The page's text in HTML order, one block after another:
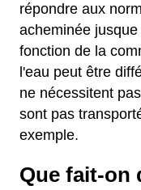
répondre aux
acheminée
fonction de la
l'eau peut être
ne nécessitent
sont pas
exemple.
Que fait-on